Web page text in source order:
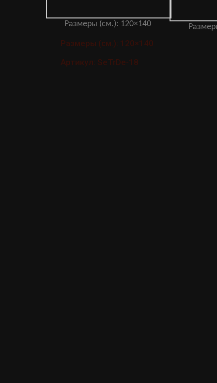
Размеры (см.): 120×140
Размеры (см.): 120×140
Артикул: SeTrDe-18